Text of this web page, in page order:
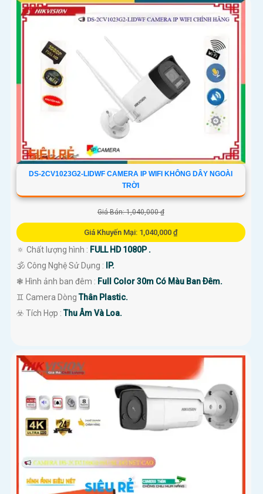
DS-2CV1023G2-LIDWF CAMERA IP WIFI KHÔNG DÂY NGOÀI
TRỜI
Giá Bán: 1,040,000 ₫
Giá Khuyến Mại: 1,040,000 ₫
🔅 Chất lượng hình : FULL HD 1080P .
🕉️ Công Nghệ Sử Dụng :
IP.
❃ Hình ảnh ban đêm : Full Color 30m Có Màu Ban Ðêm.
♊ Camera DòngThân Plastic.
️☣️ Tích Hợp :Thu Âm Và Loa.